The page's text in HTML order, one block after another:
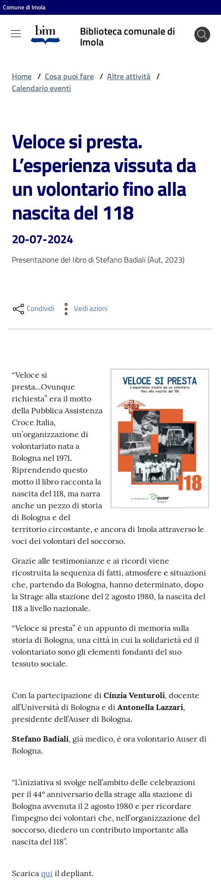
Vai al contenuto
Vai alla navigazione
Vai al footer
Comune di Imola
Biblioteca comunale di
Imola
Biblioteca
comunale
Cosa
puoi
fare
Scopri
contenuti
Piani
Archivio
storico
Decentrate
Patto
per
la
lettura
Seguici
su
on line
Eventi
Chiedi al
bibliotecario
Avvisi
Orari
Home / Cosa puoi fare / Altre attività /
Calendario eventi
Salta al contenuto
Veloce si presta.
L’esperienza vissuta da
un volontario fino alla
nascita del 118
20-07-2024
Presentazione del libro di Stefano Badiali (Aut, 2023)
Condividi Vedi azioni
“Veloce si
presta...Ovunque
richiesta” era il motto
della Pubblica Assistenza
Croce Italia,
un’organizzazione di
volontariato nata a
Bologna nel 1971.
Riprendendo questo
motto il libro racconta la
nascita del 118, ma narra
anche un pezzo di storia
di Bologna e del
territorio circostante, e ancora di Imola attraverso le
voci dei volontari del soccorso.
Grazie alle testimonianze e ai ricordi viene
ricostruita la sequenza di fatti, atmosfere e situazioni
che, partendo da Bologna, hanno determinato, dopo
la Strage alla stazione del 2 agosto 1980, la nascita del
118 a livello nazionale.
“Veloce si presta” è un appunto di memoria sulla
storia di Bologna, una città in cui la solidarietà ed il
volontariato sono gli elementi fondanti del suo
tessuto sociale.
Con la partecipazione di Cinzia Venturoli, docente
all’Università di Bologna e di Antonella Lazzari,
presidente dell’Auser di Bologna.
Stefano Badiali, già medico, è ora volontario Auser di
Bologna.
“L’iniziativa si svolge nell’ambito delle celebrazioni
per il 44° anniversario della strage alla stazione di
Bologna avvenuta il 2 agosto 1980 e per ricordare
l’impegno dei volontari che, nell’organizzazione del
soccorso, diedero un contributo importante alla
nascita del 118”.
Scarica qui il depliant.